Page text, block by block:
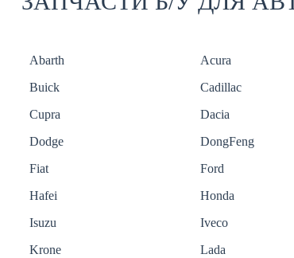
Abarth Acura
Buick
Cadillac
Cupra
Dacia
Dodge
DongFeng
Fiat
Ford
Hafei
Honda
Isuzu
Iveco
Krone
Lada